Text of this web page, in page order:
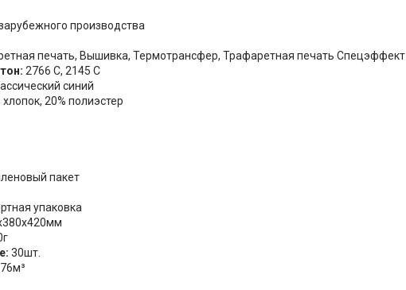
производства
печать, Вышивка, Термотрансфер, Трафаретная печать Спецэффект
2766 C, 2145 C
синий
хлопок, 20% полиэстер
пакет
упаковка
30шт.